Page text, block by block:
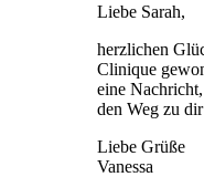
Liebe Sarah,
herzlichen
Clinique
eine
den Weg zu
Liebe Grüße
Vanessa